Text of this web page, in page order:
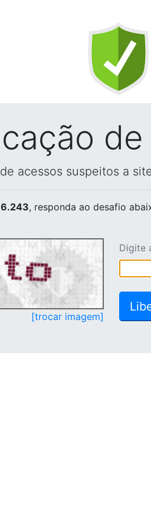
acessos suspeitos a
, responda ao desafio
[trocar imagem]
Digite